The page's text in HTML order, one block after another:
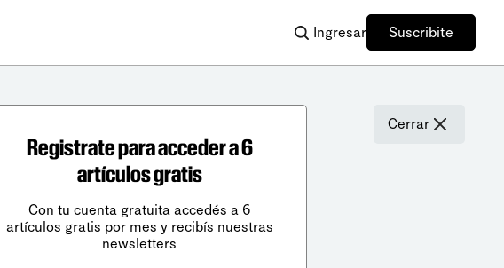
Ingresar Suscribite
Cerrar
Registrate para acceder a 6
artículos gratis
Con tu cuenta gratuita accedés a 6
artículos gratis por mes y recibís nuestras
newsletters